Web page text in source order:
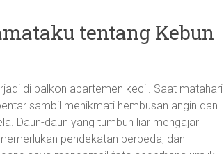
tentang Kebun
di balkon apartemen kecil. Saat matahari
sambil menikmati hembusan angin dan
Daun-daun yang tumbuh liar mengajari
pendekatan berbeda, dan